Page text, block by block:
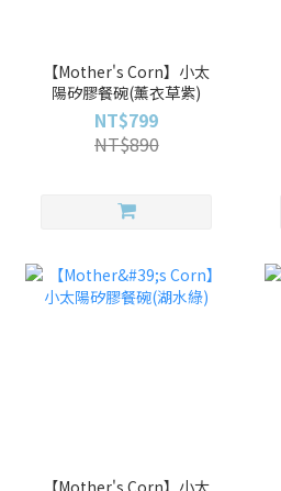
【Mother's Corn】小太
陽矽膠餐碗(薰衣草紫)
NT$799
NT$890
【Mother's Corn】小太